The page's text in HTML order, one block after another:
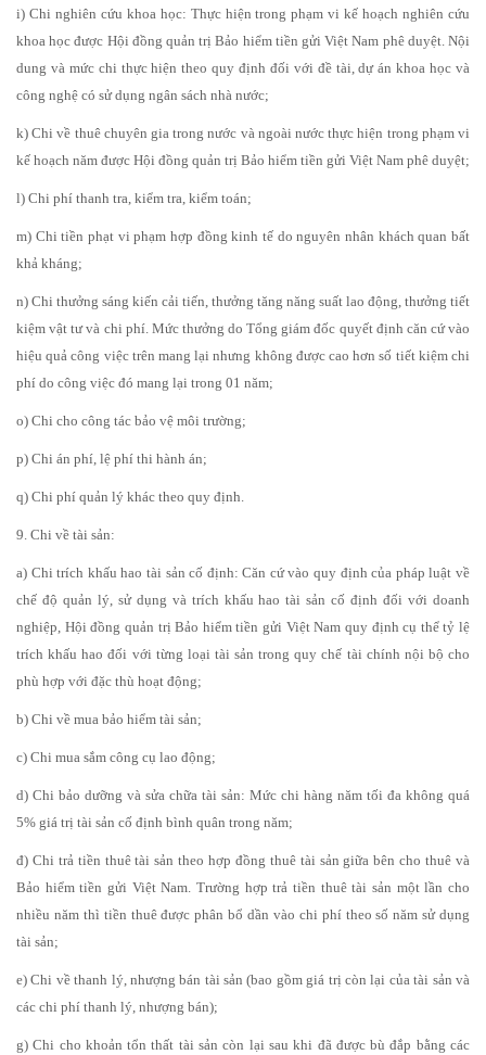
i) Chi nghiên cứu khoa học: Thực hiện trong phạm vi kế hoạch nghiên cứu
khoa học được Hội đồng quản trị Bảo hiểm tiền gửi Việt Nam phê duyệt. Nội
dung và mức chi thực hiện theo quy định đối với đề tài, dự án khoa học và
công nghệ có sử dụng ngân sách nhà nước;
k) Chi về thuê chuyên gia trong nước và ngoài nước thực hiện trong phạm vi
kế hoạch năm được Hội đồng quản trị Bảo hiểm tiền gửi Việt Nam phê duyệt;
l) Chi phí thanh tra, kiểm tra, kiểm toán;
m) Chi tiền phạt vi phạm hợp đồng kinh tế do nguyên nhân khách quan bất
khả kháng;
n) Chi thưởng sáng kiến cải tiến, thưởng tăng năng suất lao động, thưởng tiết
kiệm vật tư và chi phí. Mức thưởng do Tổng giám đốc quyết định căn cứ vào
hiệu quả công việc trên mang lại nhưng không được cao hơn số tiết kiệm chi
phí do công việc đó mang lại trong 01 năm;
o) Chi cho công tác bảo vệ môi trường;
p) Chi án phí, lệ phí thi hành án;
q) Chi phí quản lý khác theo quy định.
9. Chi về tài sản:
a) Chi trích khấu hao tài sản cố định: Căn cứ vào quy định của pháp luật về
chế độ quản lý, sử dụng và trích khấu hao tài sản cố định đối với doanh
nghiệp, Hội đồng quản trị Bảo hiểm tiền gửi Việt Nam quy định cụ thể tỷ lệ
trích khấu hao đối với từng loại tài sản trong quy chế tài chính nội bộ cho
phù hợp với đặc thù hoạt động;
b) Chi về mua bảo hiểm tài sản;
c) Chi mua sắm công cụ lao động;
d) Chi bảo dưỡng và sửa chữa tài sản: Mức chi hàng năm tối đa không quá
5% giá trị tài sản cố định bình quân trong năm;
đ) Chi trả tiền thuê tài sản theo hợp đồng thuê tài sản giữa bên cho thuê và
Bảo hiểm tiền gửi Việt Nam. Trường hợp trả tiền thuê tài sản một lần cho
nhiều năm thì tiền thuê được phân bổ dần vào chi phí theo số năm sử dụng
tài sản;
e) Chi về thanh lý, nhượng bán tài sản (bao gồm giá trị còn lại của tài sản và
các chi phí thanh lý, nhượng bán);
g) Chi cho khoản tổn thất tài sản còn lại sau khi đã được bù đắp bằng các